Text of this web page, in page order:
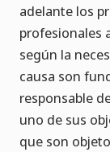
adelante los
profesionales
según la
causa son
responsable
uno de sus
que son